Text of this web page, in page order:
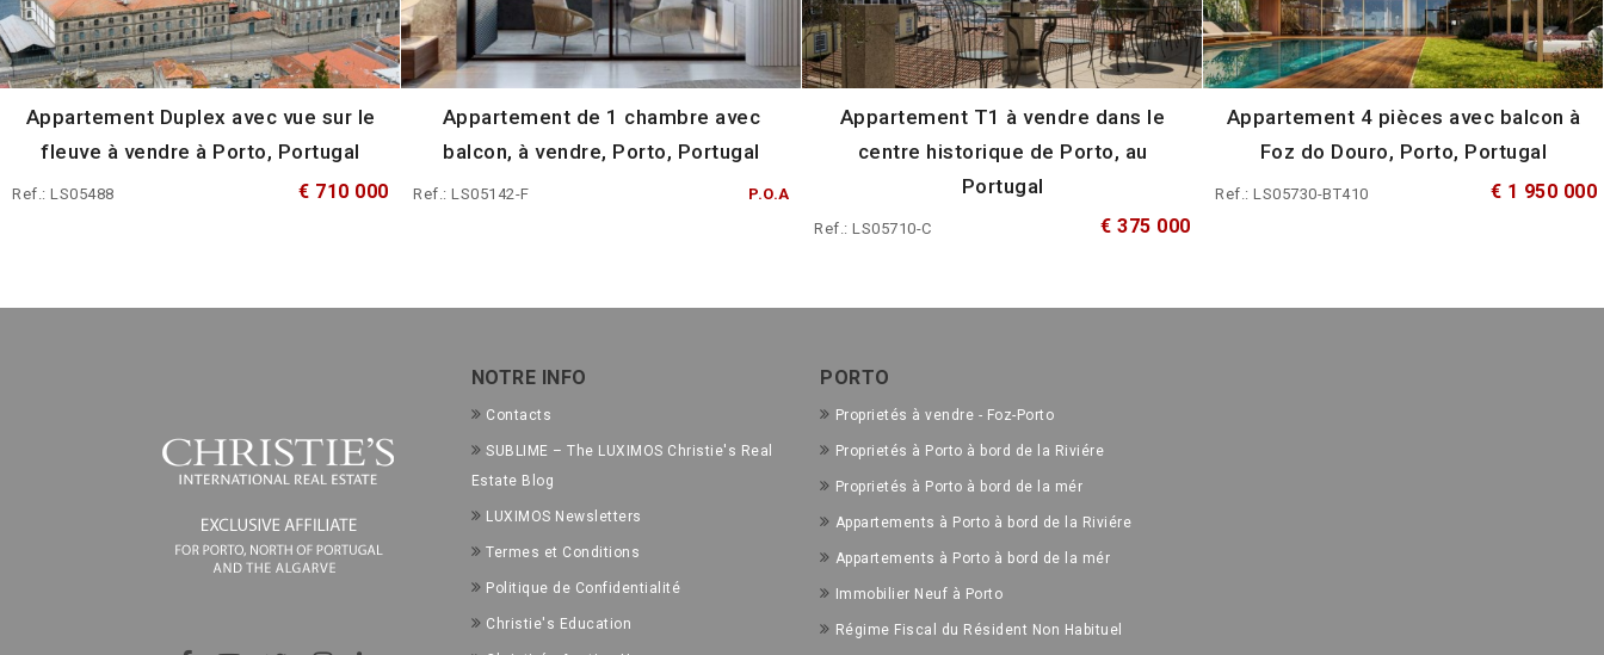
Appartement Duplex avec vue sur le
fleuve à vendre à Porto, Portugal
Ref.: LS05488 € 710 000
Appartement de 1 chambre avec
balcon, à vendre, Porto, Portugal
Ref.: LS05142-F P.O.A
Appartement T1 à vendre dans le
centre historique de Porto, au
Portugal
Ref.: LS05710-C € 375 000
Appartement 4 pièces avec balcon à
Foz do Douro, Porto, Portugal
Ref.: LS05730-BT410 € 1 950 000
NOTRE INFO
Contacts
SUBLIME – The LUXIMOS Christie's Real
Estate Blog
LUXIMOS Newsletters
Termes et Conditions
Politique de Confidentialité
Christie's Education
PORTO
Proprietés à vendre - Foz-Porto
Proprietés à Porto à bord de la Riviére
Proprietés à Porto à bord de la mér
Appartements à Porto à bord de la Riviére
Appartements à Porto à bord de la mér
Immobilier Neuf à Porto
Régime Fiscal du Résident Non Habituel